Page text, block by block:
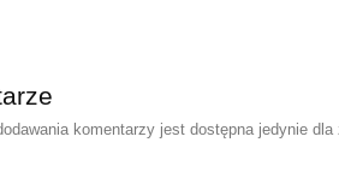
komentarzy jest dostępna jedynie